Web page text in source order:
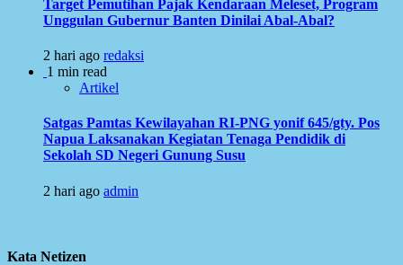
Target Pemutihan Pajak Kendaraan Meleset, Program
Unggulan Gubernur Banten Dinilai Abal-Abal?
2 hari ago redaksi
1 min read
Artikel
Satgas Pamtas Kewilayahan RI-PNG yonif 645/gty. Pos
Napua Laksanakan Kegiatan Tenaga Pendidik di
Sekolah SD Negeri Gunung Susu
2 hari ago admin
Kata Netizen